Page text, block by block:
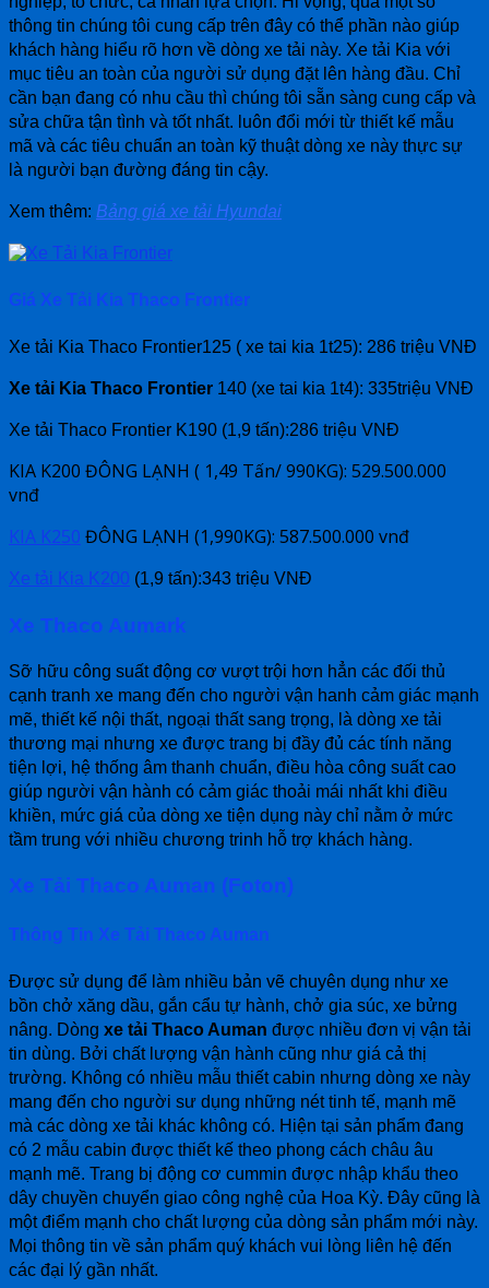
thông tin chúng tôi cung cấp trên đây có thể phần nào giúp
khách hàng hiểu rõ hơn về dòng xe tải này. Xe tải Kia với
mục tiêu an toàn của người sử dụng đặt lên hàng đầu. Chỉ
cần bạn đang có nhu cầu thì chúng tôi sẵn sàng cung cấp và
sửa chữa tận tình và tốt nhất. luôn đổi mới từ thiết kế mẫu
mã và các tiêu chuẩn an toàn kỹ thuật dòng xe này thực sự
là người bạn đường đáng tin cậy.
Xem thêm: Bảng giá xe tải Hyundai
Giá Xe Tải Kia Thaco Frontier
Xe tải Kia Thaco Frontier125 ( xe tai kia 1t25): 286 triệu VNĐ
Xe tải Kia Thaco Frontier 140 (xe tai kia 1t4): 335triệu VNĐ
Xe tải Thaco Frontier K190 (1,9 tấn):286 triệu VNĐ
KIA K200 ĐÔNG LẠNH ( 1,49 Tấn/ 990KG): 529.500.000
vnđ
KIA K250 ĐÔNG LẠNH (1,990KG): 587.500.000 vnđ
Xe tải Kia K200 (1,9 tấn):343 triệu VNĐ
Xe Thaco Aumark
Sỡ hữu công suất động cơ vượt trội hơn hẳn các đối thủ
cạnh tranh xe mang đến cho người vận hanh cảm giác mạnh
mẽ, thiết kế nội thất, ngoại thất sang trọng, là dòng xe tải
thương mại nhưng xe được trang bị đầy đủ các tính năng
tiện lợi, hệ thống âm thanh chuẩn, điều hòa công suất cao
giúp người vận hành có cảm giác thoải mái nhất khi điều
khiền, mức giá của dòng xe tiện dụng này chỉ nằm ở mức
tầm trung với nhiều chương trinh hỗ trợ khách hàng.
Xe Tải Thaco Auman (Foton)
Thông Tin Xe Tải Thaco Auman
Được sử dụng để làm nhiều bản vẽ chuyên dụng như xe
bồn chở xăng dầu, gắn cẩu tự hành, chở gia súc, xe bửng
nâng. Dòng xe tải Thaco Auman được nhiều đơn vị vận tải
tin dùng. Bởi chất lượng vận hành cũng như giá cả thị
trường. Không có nhiều mẫu thiết cabin nhưng dòng xe này
mang đến cho người sư dụng những nét tinh tế, mạnh mẽ
mà các dòng xe tải khác không có. Hiện tại sản phẩm đang
có 2 mẫu cabin được thiết kế theo phong cách châu âu
mạnh mẽ. Trang bị động cơ cummin được nhập khẩu theo
dây chuyền chuyển giao công nghệ của Hoa Kỳ. Đây cũng là
một điểm mạnh cho chất lượng của dòng sản phẩm mới này.
Mọi thông tin về sản phẩm quý khách vui lòng liên hệ đến
các đại lý gần nhất.